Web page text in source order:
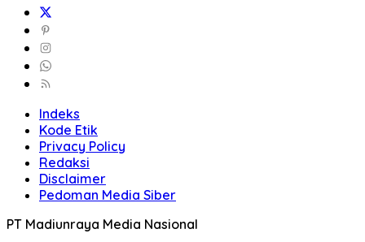
Indeks
Kode Etik
Privacy Policy
Redaksi
Disclaimer
Pedoman Media Siber
PT Madiunraya Media Nasional